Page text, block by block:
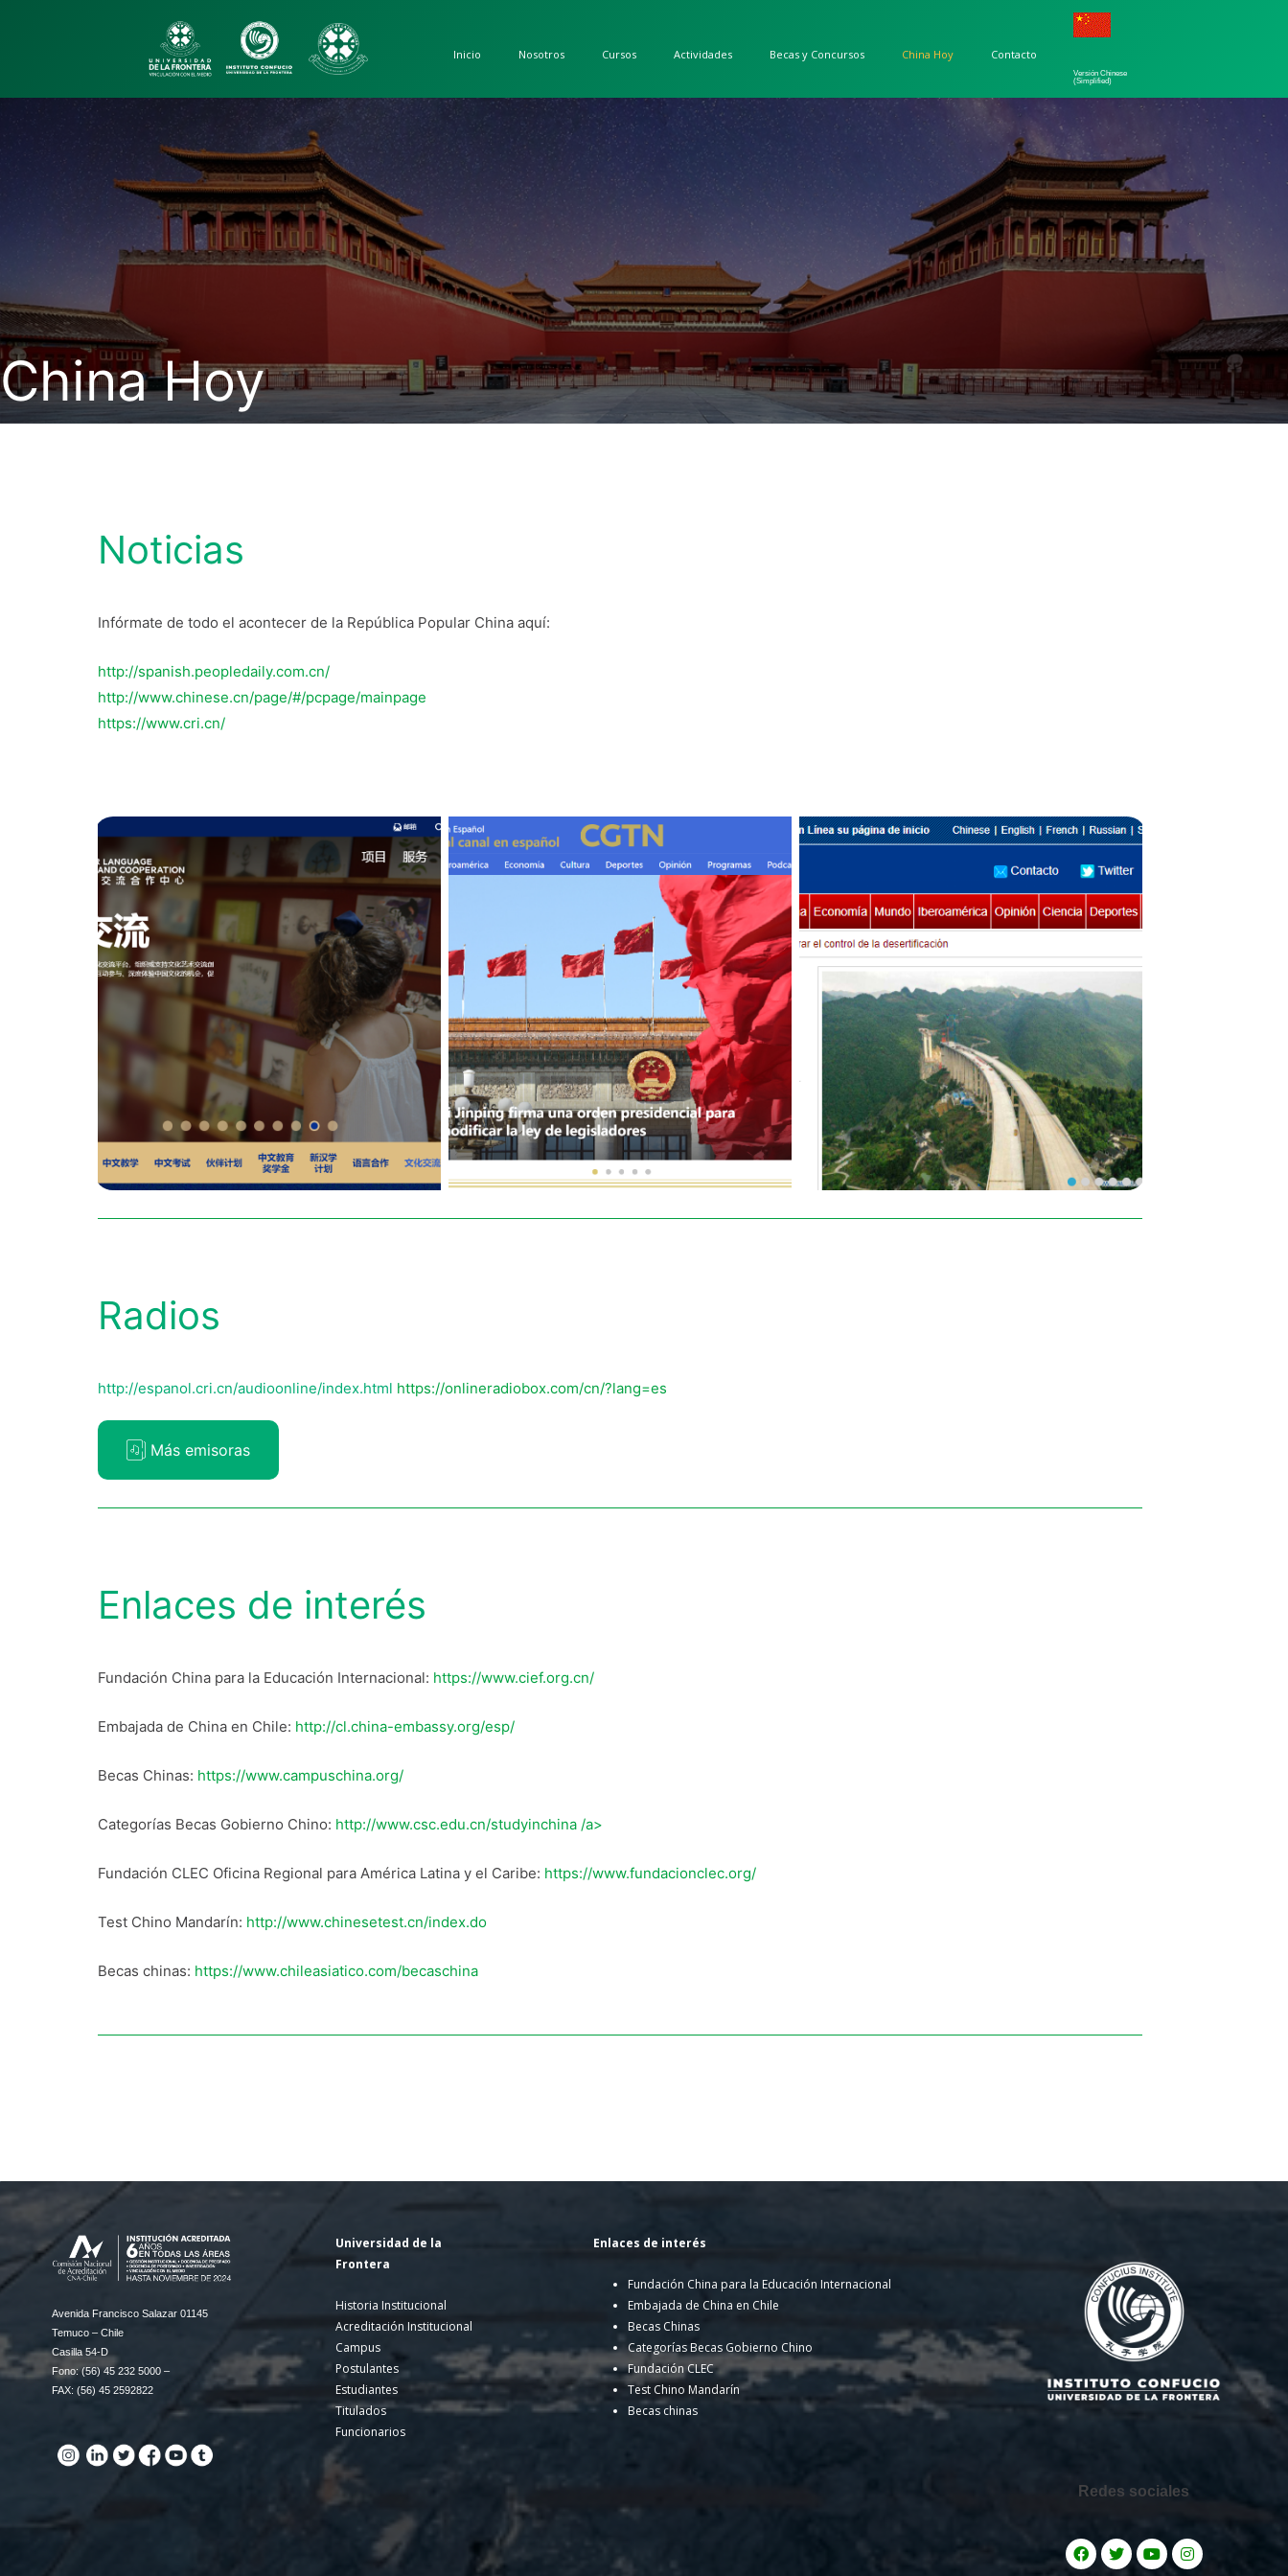
Inicio Nosotros Cursos Actividades Becas y Concursos China Hoy Contacto
Versión Chinese
(Simplified)
China Hoy
Noticias
Infórmate de todo el acontecer de la República Popular China aquí:
http://spanish.peopledaily.com.cn/
http://www.chinese.cn/page/#/pcpage/mainpage
https://www.cri.cn/
Radios
http://espanol.cri.cn/audioonline/index.html https://onlineradiobox.com/cn/?lang=es
Más emisoras
Enlaces de interés
Fundación China para la Educación Internacional: https://www.cief.org.cn/
Embajada de China en Chile: http://cl.china-embassy.org/esp/
Becas Chinas: https://www.campuschina.org/
Categorías Becas Gobierno Chino: http://www.csc.edu.cn/studyinchina /a>
Fundación CLEC Oficina Regional para América Latina y el Caribe: https://www.fundacionclec.org/
Test Chino Mandarín: http://www.chinesetest.cn/index.do
Becas chinas: https://www.chileasiatico.com/becaschina
Avenida Francisco Salazar 01145
Temuco – Chile
Casilla 54-D
Fono: (56) 45 232 5000 –
FAX: (56) 45 2592822
Universidad de la
Frontera
Historia Institucional
Acreditación Institucional
Campus
Postulantes
Estudiantes
Titulados
Funcionarios
Enlaces de interés
Fundación China para la Educación Internacional
Embajada de China en Chile
Becas Chinas
Categorías Becas Gobierno Chino
Fundación CLEC
Test Chino Mandarín
Becas chinas
Redes sociales